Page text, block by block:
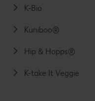
K-Bio
Kuniboo®
Hip & Hopps®
K-take It Veggie